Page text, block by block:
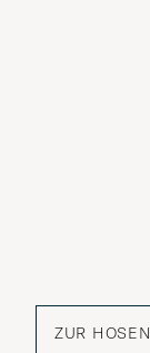
ZUR HOSEN